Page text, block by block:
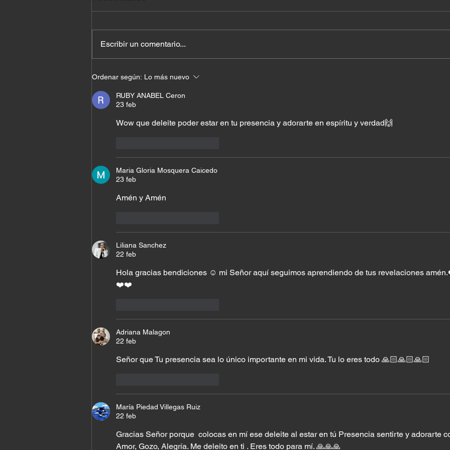
Cuando el milagro ya
estaba en tu casa
Escribir un comentario...
Ordenar según: Lo más nuevo
RUBY ANABEL Ceron
23 feb
Wow que deleite poder estar en tu presencia y adorarte en espíritu y verdad🙌
Maria Gloria Mosquera Caicedo
23 feb
Amén y Amén
Liliana Sanchez
22 feb
Hola gracias bendiciones ☺️ mi Señor aquí seguimos aprendiendo de tus revelaciones
❤️❤️
Adriana Malagon
22 feb
Señor que Tu presencia sea lo único importante en mi vida. Tu lo eres todo 🙏🏻🙏🏻🙏🏻
María Piedad Villegas Ruiz
22 feb
Gracias Señor porque  colocas en mí ese deleite al estar en tú Presencia sentirte y adorarte
Amor, Gozo, Alegría. Me deleito en ti . Eres todo para mí. 🙏🙏🙏